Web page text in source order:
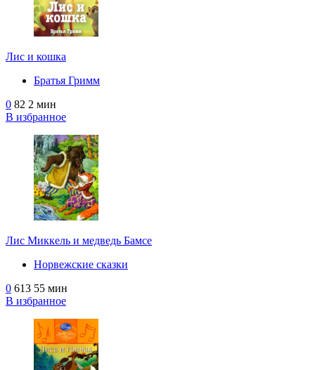
Лис и кошка
Братья Гримм
0 82 2 мин
В избранное
Лис Миккель и медведь Бамсе
Норвежские сказки
0 613 55 мин
В избранное